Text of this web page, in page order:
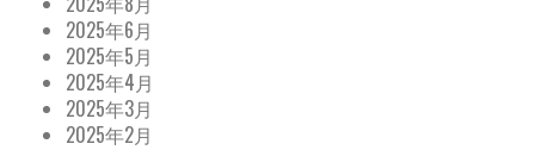
2025年6月
2025年5月
2025年4月
2025年3月
2025年2月